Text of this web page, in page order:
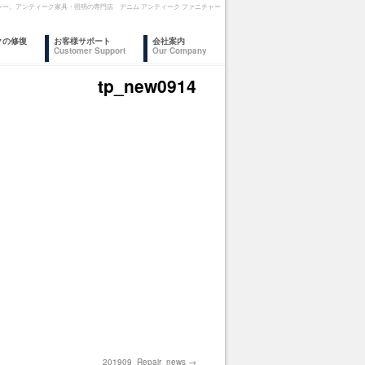
ー。アンティーク家具・照明の専門店 デニム アンティーク ファニチャー
の修復
お客様サポート
Customer Support
会社案内
Our Company
tp_new0914
201909_Repair_news